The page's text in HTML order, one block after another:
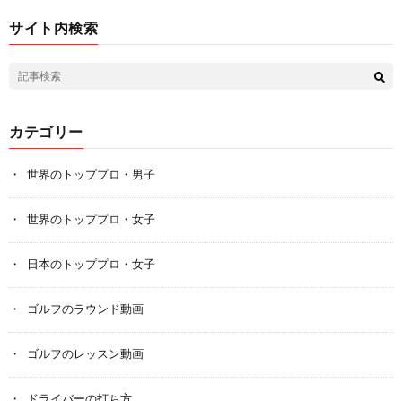
サイト内検索
カテゴリー
世界のトッププロ・男子
世界のトッププロ・女子
日本のトッププロ・女子
ゴルフのラウンド動画
ゴルフのレッスン動画